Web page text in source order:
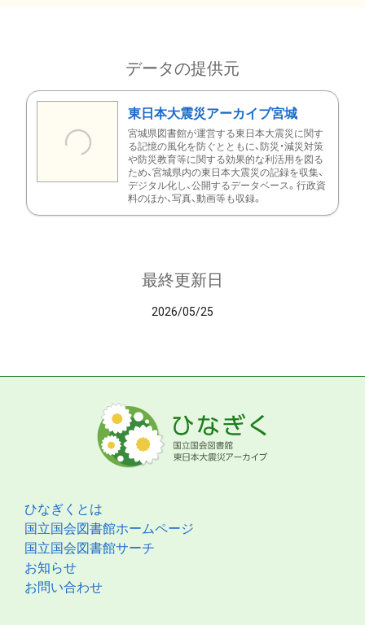
データの提供元
東日本大震災アーカイブ宮城
宮城県図書館が運営する東日本大震災に関す
る記憶の風化を防ぐとともに、防災・減災対策
や防災教育等に関する効果的な利活用を図る
ため、宮城県内の東日本大震災の記録を収集、
デジタル化し、公開するデータベース。行政資
料のほか、写真、動画等も収録。
最終更新日
2026/05/25
ひなぎくとは
国立国会図書館ホームページ
国立国会図書館サーチ
お知らせ
お問い合わせ